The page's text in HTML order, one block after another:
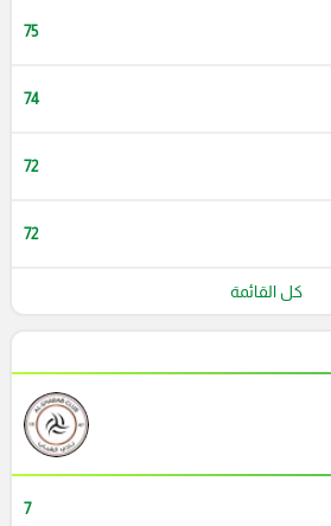
75
74
72
72
كل القائمة
7